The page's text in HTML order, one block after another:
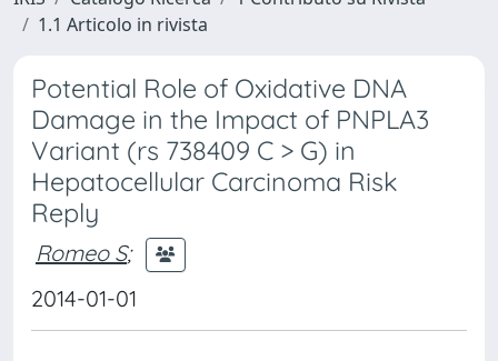
1.1 Articolo in rivista
Potential Role of Oxidative DNA
Damage in the Impact of PNPLA3
Variant (rs 738409 C > G) in
Hepatocellular Carcinoma Risk
Reply
Romeo S;
2014-01-01